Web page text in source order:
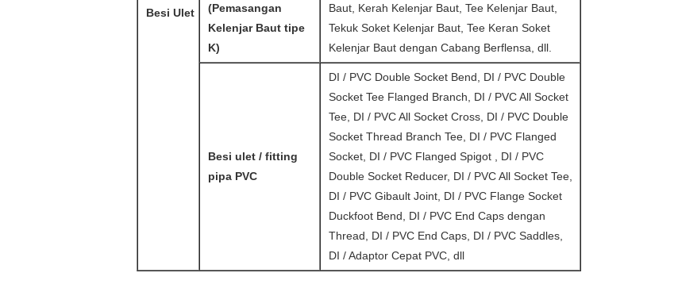
Besi Ulet
(Pemasangan
Kelenjar Baut tipe
K)
Baut, Kerah Kelenjar Baut, Tee Kelenjar Baut,
Tekuk Soket Kelenjar Baut, Tee Keran Soket
Kelenjar Baut dengan Cabang Berflensa, dll.
Besi ulet / fitting
pipa PVC
DI / PVC Double Socket Bend, DI / PVC Double
Socket Tee Flanged Branch, DI / PVC All Socket
Tee, DI / PVC All Socket Cross, DI / PVC Double
Socket Thread Branch Tee, DI / PVC Flanged
Socket, DI / PVC Flanged Spigot , DI / PVC
Double Socket Reducer, DI / PVC All Socket Tee,
DI / PVC Gibault Joint, DI / PVC Flange Socket
Duckfoot Bend, DI / PVC End Caps dengan
Thread, DI / PVC End Caps, DI / PVC Saddles,
DI / Adaptor Cepat PVC, dll